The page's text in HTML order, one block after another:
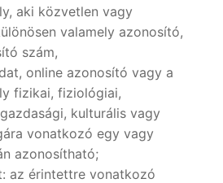
aki közvetlen vagy
valamely azonosító,
szám,
online azonosító vagy a
fizikai, fiziológiai,
kulturális vagy
vonatkozó egy vagy
azonosítható;
az érintettre vonatkozó